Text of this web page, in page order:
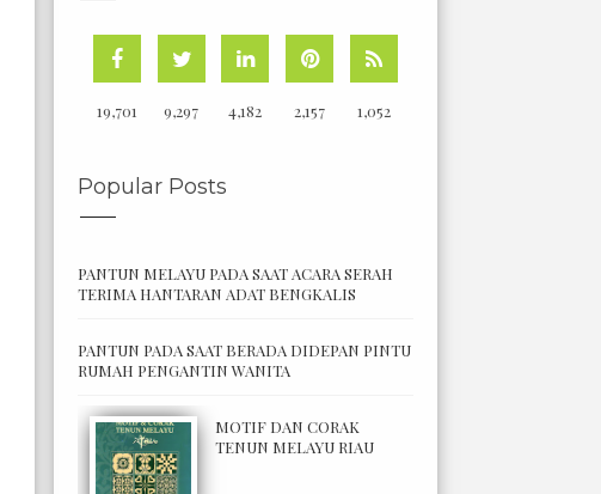
19,701 9,297 4,182 2,157 1,052
Popular Posts
PANTUN MELAYU PADA SAAT ACARA SERAH
TERIMA HANTARAN ADAT BENGKALIS
PANTUN PADA SAAT BERADA DIDEPAN PINTU
RUMAH PENGANTIN WANITA
MOTIF DAN CORAK
TENUN MELAYU RIAU